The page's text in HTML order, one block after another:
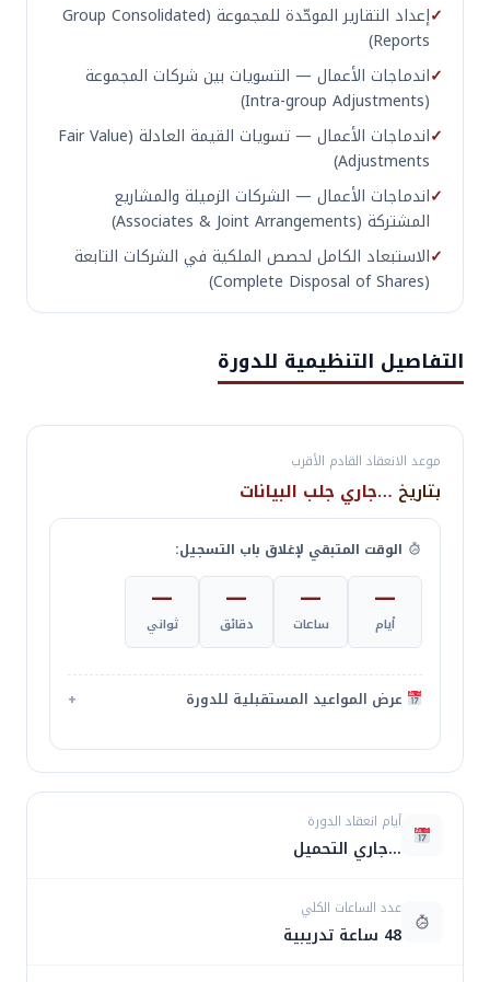
✓
إعداد التقارير الموحّدة للمجموعة (Group Consolidated
Reports)
✓اندماجات الأعمال — التسويات بين شركات المجموعة
(Intra-group Adjustments)
✓
اندماجات الأعمال — تسويات القيمة العادلة (Fair Value
Adjustments)
✓اندماجات الأعمال — الشركات الزميلة والمشاريع
المشتركة (Associates & Joint Arrangements)
✓الاستبعاد الكامل لحصص الملكية في الشركات التابعة
(Complete Disposal of Shares)
التفاصيل التنظيمية للدورة
هذه الدورة غير متوفرة حالياً
لا يوجد موعد انعقاد قادم لهذه الدورة في الوقت
الحالي. سجّل اهتمامك وسنتواصل معك فور فتح باب
التسجيل.
سجّل اهتمامك وسنعلمك فور توفّر
الدورة
أيام انعقاد الدورة
عدد الساعات الكلي